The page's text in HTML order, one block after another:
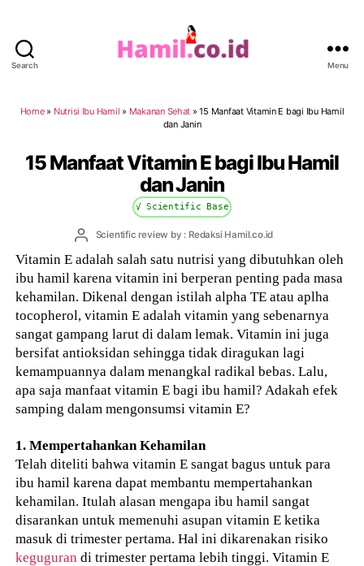
Search Menu
Home» Nutrisi Ibu Hamil » Makanan Sehat »15 Manfaat Vitamin E bagi Ibu Hamil
dan Janin
15 Manfaat Vitamin E bagi Ibu Hamil
dan Janin
√ Scientific Base
PostScientific review by : Redaksi Hamil.co.id
Vitamin E adalah salah satu nutrisi yang dibutuhkan oleh
ibu hamil karena vitamin ini berperan penting pada masa
kehamilan. Dikenal dengan istilah alpha TE atau aplha
tocopherol, vitamin E adalah vitamin yang sebenarnya
sangat gampang larut di dalam lemak. Vitamin ini juga
bersifat antioksidan sehingga tidak diragukan lagi
kemampuannya dalam menangkal radikal bebas. Lalu,
apa saja manfaat vitamin E bagi ibu hamil? Adakah efek
samping dalam mengonsumsi vitamin E?
1. Mempertahankan Kehamilan
Telah diteliti bahwa vitamin E sangat bagus untuk para
ibu hamil karena dapat membantu mempertahankan
kehamilan. Itulah alasan mengapa ibu hamil sangat
disarankan untuk memenuhi asupan vitamin E ketika
masuk di trimester pertama. Hal ini dikarenakan risiko
keguguran di trimester pertama lebih tinggi. Vitamin E